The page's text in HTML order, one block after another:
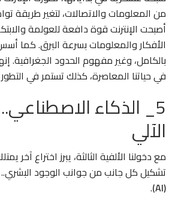
من المعلومات والاتصالات، لتغير طريقة
أصبحت الإنترنت قوة دافعة للعولمة
الأفكار والمعلومات بسرعة البرق. كما
بالكامل، وغير مفهوم الحدود الجغرافية.
في حياتنا المعاصرة، كذلك تستمر في
5_ الذكاء
الآلي
مع دخولنا الألفية الثالثة، يبرز اختراع آخر
تشكيل كل جانب من جوانب الوجود البشري..
(AI)
.